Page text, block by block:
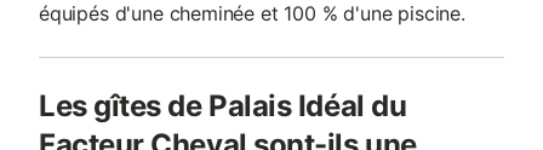
équipés d'une cheminée et 100 % d'une piscine.
Les gîtes de Palais Idéal du